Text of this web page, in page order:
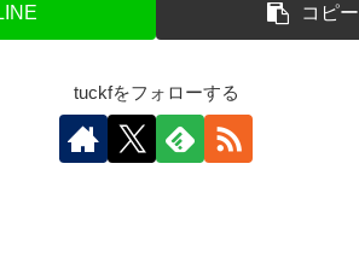
コピー
tuckfをフォローする